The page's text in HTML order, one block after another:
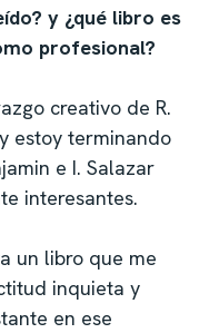
y ¿qué libro es
profesional?
creativo de R.
estoy terminando
e I. Salazar
interesantes.
un libro que me
inquieta y
en ese